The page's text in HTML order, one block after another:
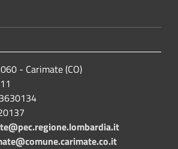
- Carimate (CO)